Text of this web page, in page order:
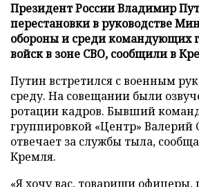
Президент России Владимир
перестановки в руководстве
обороны и среди командующих
войск в зоне СВО, сообщили в
Путин встретился с военным
среду. На совещании были
ротации кадров. Бывший
группировкой «Центр» Валерий
отвечает за службы тыла,
Кремля.
«Я хочу вас, товарищи офицеры,